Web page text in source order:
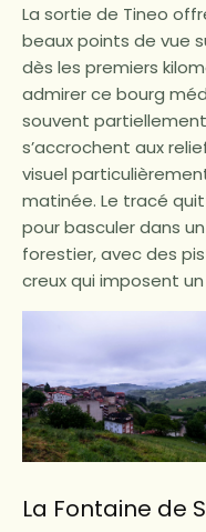
La sortie de Tineo
beaux points de vue
dès les premiers
admirer ce bourg
souvent
s’accrochent aux
visuel
matinée. Le tracé
pour basculer dans
forestier, avec des
creux qui imposent
La Fontaine de